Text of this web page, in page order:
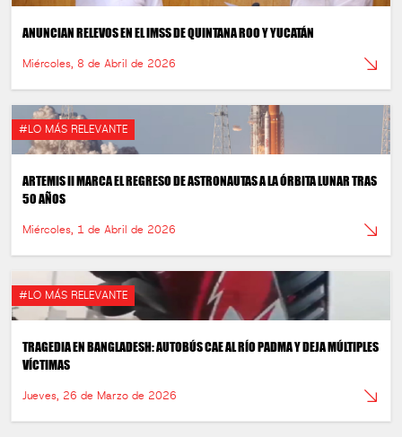
ANUNCIAN RELEVOS EN EL IMSS DE QUINTANA ROO Y YUCATÁN
Miércoles, 8 de Abril de 2026
#LO MÁS RELEVANTE
ARTEMIS II MARCA EL REGRESO DE ASTRONAUTAS A LA ÓRBITA LUNAR TRAS
50 AÑOS
Miércoles, 1 de Abril de 2026
#LO MÁS RELEVANTE
TRAGEDIA EN BANGLADESH: AUTOBÚS CAE AL RÍO PADMA Y DEJA MÚLTIPLES
VÍCTIMAS
Jueves, 26 de Marzo de 2026